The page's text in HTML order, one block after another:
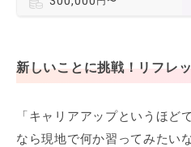
新しいことに挑戦！リフレ
「キャリアアップというほど
なら現地で何か習ってみたい